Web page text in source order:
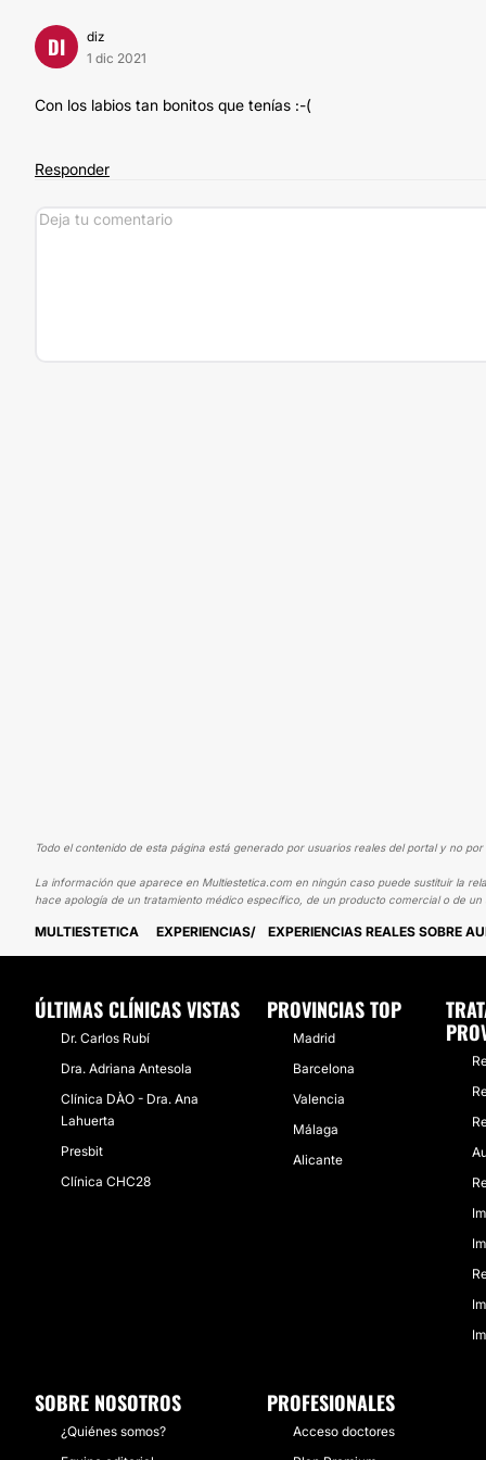
DI
diz
1 dic 2021
Con los labios tan bonitos que tenías :-(
Responder
Todo el contenido de esta página está generado por usuarios reales del portal y no
La información que aparece en Multiestetica.com en ningún caso puede sustituir la
hace apología de un tratamiento médico específico, de un producto comercial o de un
MULTIESTETICA EXPERIENCIAS EXPERIENCIAS REALES SOBRE
ÚLTIMAS CLÍNICAS VISTAS
Dr. Carlos Rubí
Dra. Adriana Antesola
Clínica DÀO - Dra. Ana
Lahuerta
Presbit
Clínica CHC28
PROVINCIAS TOP
Madrid
Barcelona
Valencia
Málaga
Alicante
SOBRE NOSOTROS
¿Quiénes somos?
PROFESIONALES
Acceso doctores